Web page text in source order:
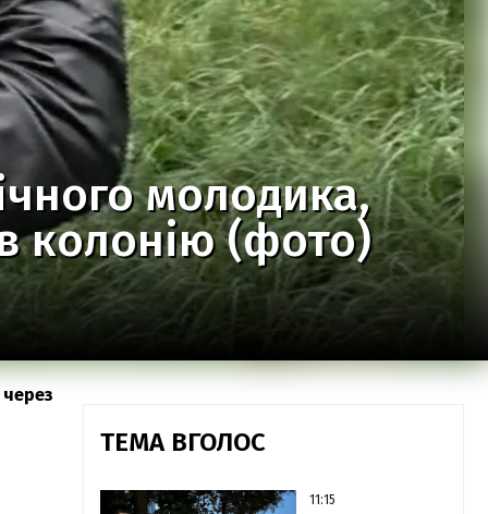
молодика,
колонію (фото)
ТЕМА ВГОЛОС
11:15